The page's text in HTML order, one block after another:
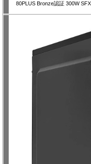
80PLUS Bronze認証 300W